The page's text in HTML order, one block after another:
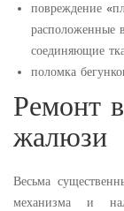
повреждение
расположенные
соединяющие
поломка
Ремонт
жалюзи
Весьма
механизма и